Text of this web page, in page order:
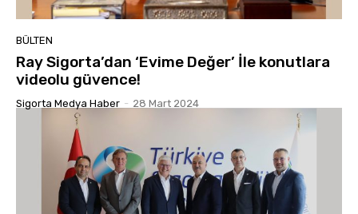
BÜLTEN
Ray Sigorta’dan ‘Evime Değer’ İle konutlara
videolu güvence!
Sigorta Medya Haber - 28 Mart 2024